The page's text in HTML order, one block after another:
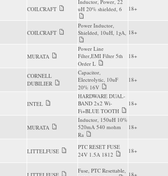
COILCRAFT
Inductor, Power, 22
uH 20% shielded, 6
18+
COILCRAFT
Power Inductor,
Shielded, 10uH, 1ƺA, 18+
MURATA
Power Line
Filter,EMI Filter 5th
Order L
18+
CORNELL
DUBILIER
Capacitor,
Electrolytic, 10uF
20% 16V
18+
INTEL
HARDWARE DUAL-
BAND 2x2 Wi-
Fi+BLUE TOOTH
18+
MURATA
Inductor, 150uH 10%
520mA 540 mohm
Ra
18+
LITTELFUSE
PTC RESET FUSE
24V 1.5A 1812
18+
Fuse, PTC Resettable,
18+